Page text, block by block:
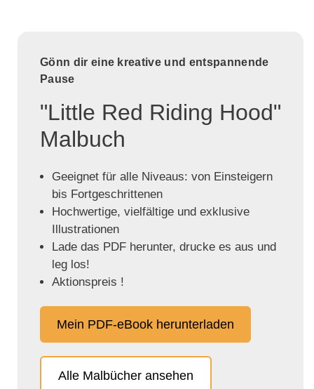
Gönn dir eine kreative und entspannende
Pause
"Little Red Riding Hood"
Malbuch
Geeignet für alle Niveaus: von Einsteigern
bis Fortgeschrittenen
Hochwertige, vielfältige und exklusive
Illustrationen
Lade das PDF herunter, drucke es aus und
leg los!
Aktionspreis !
Mein PDF-eBook herunterladen
Alle Malbücher ansehen